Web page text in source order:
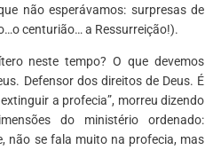
não esperávamos: surpresas de
centurião… a Ressurreição!).
neste tempo? O que devemos
Defensor dos direitos de Deus. É
a profecia”, morreu dizendo
do ministério ordenado:
não se fala muito na profecia, mas